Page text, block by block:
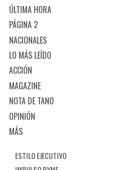
ÚLTIMA HORA
PÁGINA 2
NACIONALES
LO MÁS LEÍDO
ACCIÓN
MAGAZINE
NOTA DE TANO
OPINIÓN
MÁS
ESTILO EJECUTIVO